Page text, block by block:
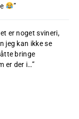
”
er noget svineri,
jeg kan ikke se
bringe
er der i…”